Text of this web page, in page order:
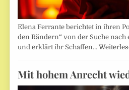
Elena Ferrante berichtet in ihren
den Rändern“ von der Suche
und erklärt ihr Schaffen…
Mit hohem Anrecht